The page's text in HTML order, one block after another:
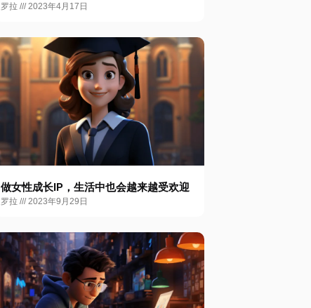
罗拉 2023年4月17日
做女性成长IP，生活中也会越来越受欢迎
罗拉 2023年9月29日